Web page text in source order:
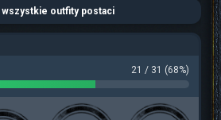
wszystkie outfity postaci
21 / 31 (68%)